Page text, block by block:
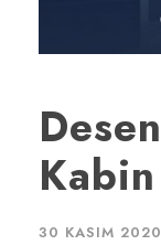
Kabin
30 KASIM 2020